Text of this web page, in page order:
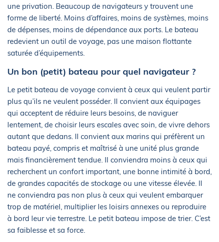
une privation. Beaucoup de navigateurs y trouvent une
forme de liberté. Moins d’affaires, moins de systèmes, moins
de dépenses, moins de dépendance aux ports. Le bateau
redevient un outil de voyage, pas une maison flottante
saturée d’équipements.
Un bon (petit) bateau pour quel navigateur ?
Le petit bateau de voyage convient à ceux qui veulent partir
plus qu’ils ne veulent posséder. Il convient aux équipages
qui acceptent de réduire leurs besoins, de naviguer
lentement, de choisir leurs escales avec soin, de vivre dehors
autant que dedans. Il convient aux marins qui préfèrent un
bateau payé, compris et maîtrisé à une unité plus grande
mais financièrement tendue. Il conviendra moins à ceux qui
recherchent un confort important, une bonne intimité à bord,
de grandes capacités de stockage ou une vitesse élevée. Il
ne conviendra pas non plus à ceux qui veulent embarquer
trop de matériel, multiplier les loisirs annexes ou reproduire
à bord leur vie terrestre. Le petit bateau impose de trier. C’est
sa faiblesse et sa force.